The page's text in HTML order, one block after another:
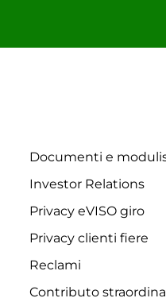
Documenti e
Investor Relations
Privacy eVISO giro
Privacy clienti fiere
Reclami
Contributo